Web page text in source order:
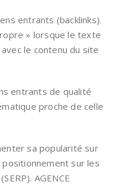
entrants (backlinks).
» lorsque le texte
le contenu du site
entrants de qualité
proche de celle
sa popularité sur
sur les
AGENCE